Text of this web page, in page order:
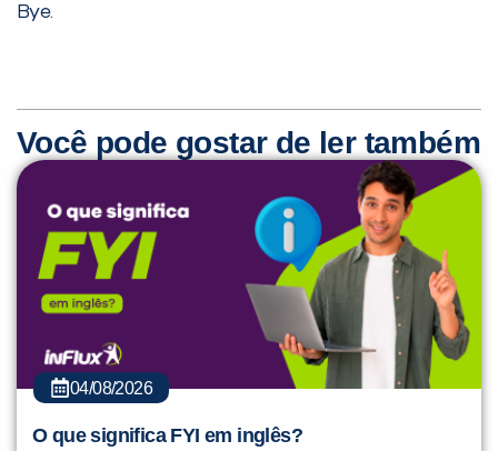
Bye.
Você pode gostar de ler também
04/08/2026
O que significa FYI em inglês?